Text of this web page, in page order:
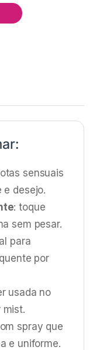
- Chillies
sensuais
e desejo.
: toque
sem pesar.
para
por
usada no
mist.
spray que
e uniforme.